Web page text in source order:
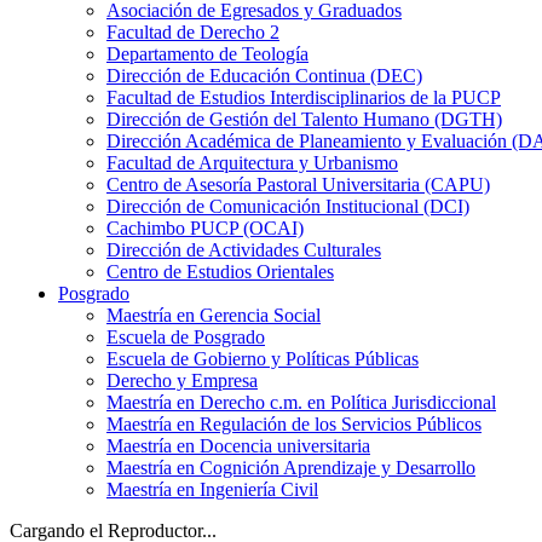
Asociación de Egresados y Graduados
Facultad de Derecho 2
Departamento de Teología
Dirección de Educación Continua (DEC)
Facultad de Estudios Interdisciplinarios de la PUCP
Dirección de Gestión del Talento Humano (DGTH)
Dirección Académica de Planeamiento y Evaluación
Facultad de Arquitectura y Urbanismo
Centro de Asesoría Pastoral Universitaria (CAPU)
Dirección de Comunicación Institucional (DCI)
Cachimbo PUCP (OCAI)
Dirección de Actividades Culturales
Centro de Estudios Orientales
Posgrado
Maestría en Gerencia Social
Escuela de Posgrado
Escuela de Gobierno y Políticas Públicas
Derecho y Empresa
Maestría en Derecho c.m. en Política Jurisdiccional
Maestría en Regulación de los Servicios Públicos
Maestría en Docencia universitaria
Maestría en Cognición Aprendizaje y Desarrollo
Maestría en Ingeniería Civil
Cargando el Reproductor...